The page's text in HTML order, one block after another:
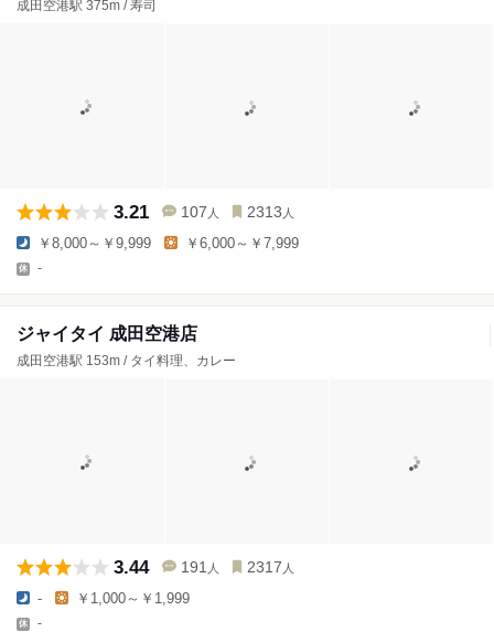
成田空港駅 375m / 寿司
3.21 107 人 2313 人
￥8,000～￥9,999 ￥6,000～￥7,999
-
ジャイタイ 成田空港店
成田空港駅 153m / タイ料理、カレー
3.44 191 人 2317 人
- ￥1,000～￥1,999
-